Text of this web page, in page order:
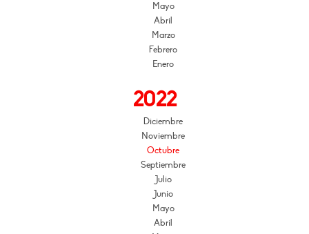
Mayo
Abril
Marzo
Febrero
Enero
2022
Diciembre
Noviembre
Octubre
Septiembre
Julio
Junio
Mayo
Abril